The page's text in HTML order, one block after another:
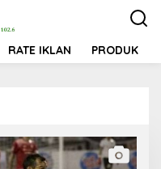
RATE IKLAN PRODUK